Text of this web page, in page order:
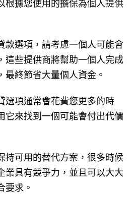
根據您使用的擔保為個人提供
款選項，請考慮一個人可能會
這些提供商將幫助一個人完成
最終節省大量個人資金。
選項通常會花費您更多的時
它來找到一個可能會付出代價
持可用的替代方案，很多時候
業具有競爭力，並且可以大大
要求。